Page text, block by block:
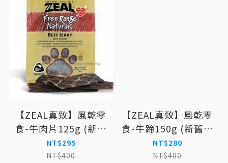
【ZEAL真致】風乾零
食-牛肉片125g (新舊
包裝交替 出貨依照實
際收到為主) 狗零食
NT$295
NT$400
【ZEAL真致】風乾零
食-牛蹄150g (新舊包
裝交替中 實際依照出
貨為主) 狗零食
NT$280
NT$400